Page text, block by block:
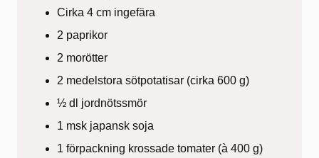
Cirka 4 cm ingefära
2 paprikor
2 morötter
2 medelstora sötpotatisar (cirka 600 g)
½ dl jordnötssmör
1 msk japansk soja
1 förpackning krossade tomater (à 400 g)